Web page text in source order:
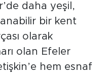
daha yeşil,
bir kent
olarak
olan Efeler
hem esnaf